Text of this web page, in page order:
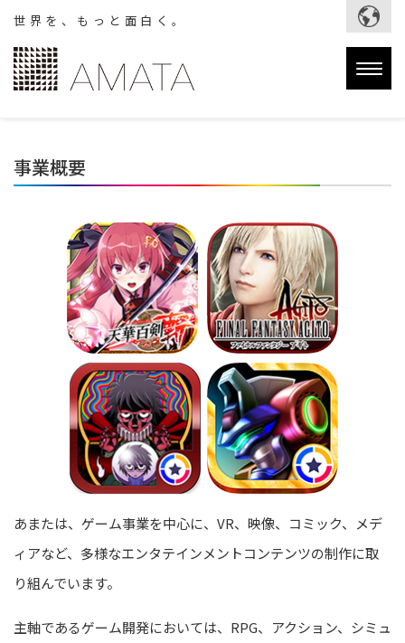
世界を、もっと面白く。
事業概要
あまたは、ゲーム事業を中心に、VR、映像、コミック、メデ
ィアなど、多様なエンタテインメントコンテンツの制作に取
り組んでいます。
主軸であるゲーム開発においては、RPG、アクション、シミュ